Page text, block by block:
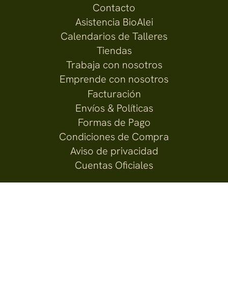
Contacto
Asistencia BioAlei
Calendarios de Talleres
Tiendas
Trabaja con nosotros
Emprende con nosotros
Facturación
Envíos & Políticas
Formas de Pago
Condiciones de Compra
Aviso de privacidad
Cuentas Oficiales